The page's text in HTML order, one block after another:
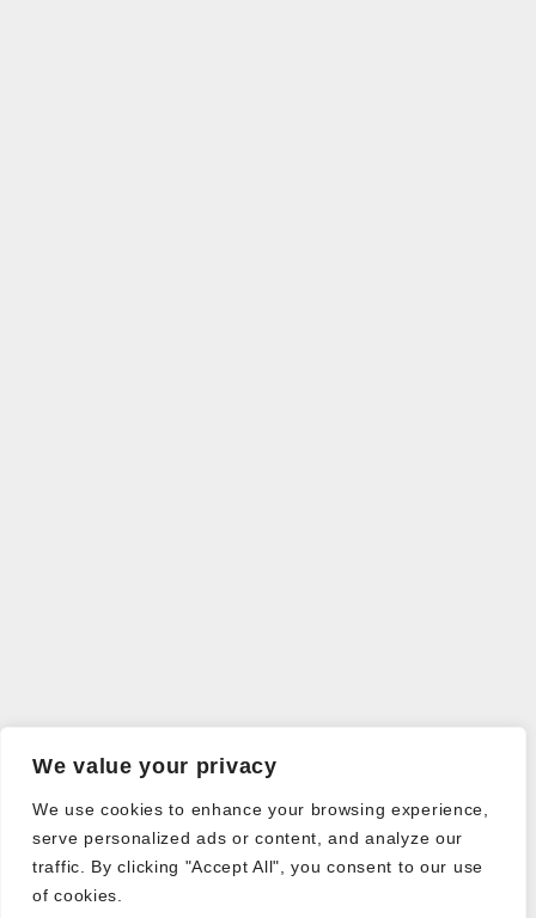
We value your privacy
We use cookies to enhance your browsing experience,
serve personalized ads or content, and analyze our
traffic. By clicking "Accept All", you consent to our use
of cookies.